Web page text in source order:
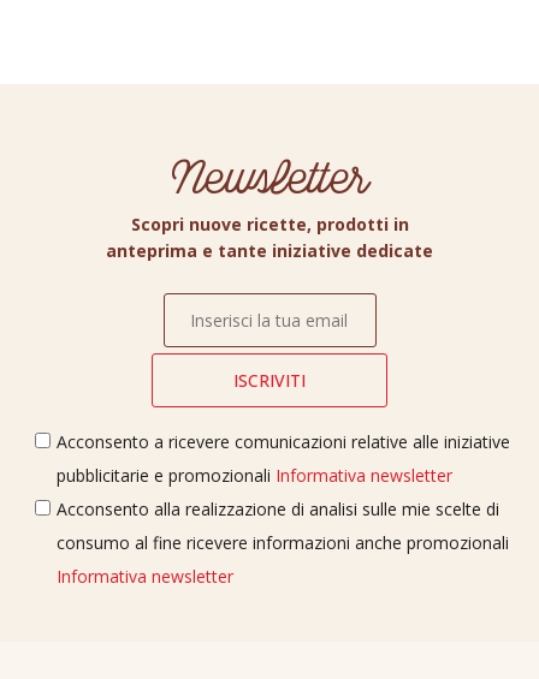
Newsletter
Scopri nuove ricette, prodotti in
anteprima e tante iniziative dedicate
Acconsento a ricevere comunicazioni relative alle iniziative
pubblicitarie e promozionali Informativa newsletter
Acconsento alla realizzazione di analisi sulle mie scelte di
consumo al fine ricevere informazioni anche promozionali
Informativa newsletter